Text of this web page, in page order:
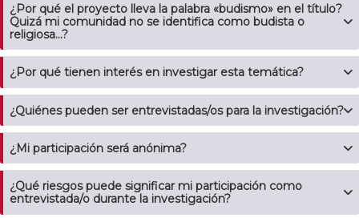
¿Por qué el proyecto lleva la palabra «budismo» en el título?
Quizá mi comunidad no se identifica como budista o
religiosa...?
¿Por qué tienen interés en investigar esta temática?
¿Quiénes pueden ser entrevistadas/os para la investigación?
¿Mi participación será anónima?
¿Qué riesgos puede significar mi participación como
entrevistada/o durante la investigación?